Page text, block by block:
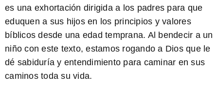
es una exhortación dirigida a los padres para que
eduquen a sus hijos en los principios y valores
bíblicos desde una edad temprana. Al bendecir a un
niño con este texto, estamos rogando a Dios que le
dé sabiduría y entendimiento para caminar en sus
caminos toda su vida.